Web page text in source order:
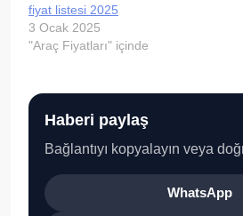
fiyat listesi 2025
3 Ocak 2025
"Araç Fiyatları" içinde
Haberi paylaş
Bağlantıyı kopyalayın veya
WhatsApp